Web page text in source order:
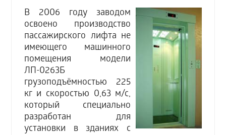
В 2006 году заводом
освоено производство
пассажирского лифта не
имеющего машинного
помещения модели
ЛП-0263Б
грузоподъёмностью 225
кг и скоростью 0,63 м/с,
который специально
разработан для
установки в зданиях с